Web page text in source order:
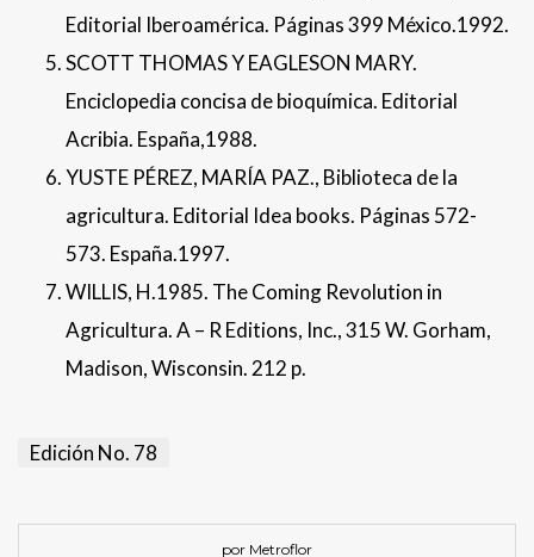
Editorial Iberoamérica. Páginas 399 México.1992.
SCOTT THOMAS Y EAGLESON MARY.
Enciclopedia concisa de bioquímica. Editorial
Acribia. España,1988.
YUSTE PÉREZ, MARÍA PAZ., Biblioteca de la
agricultura. Editorial Idea books. Páginas 572-
573. España.1997.
WILLIS, H.1985. The Coming Revolution in
Agricultura. A – R Editions, Inc., 315 W. Gorham,
Madison, Wisconsin. 212 p.
Edición No. 78
por Metroflor